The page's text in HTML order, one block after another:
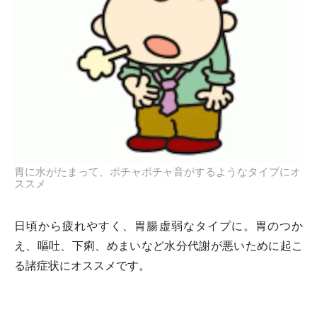
胃に水がたまって、ポチャポチャ音がするようなタイプにオ
ススメ
日頃から疲れやすく、胃腸虚弱なタイプに。胃のつか
え、嘔吐、下痢、めまいなど水分代謝が悪いために起こ
る諸症状にオススメです。